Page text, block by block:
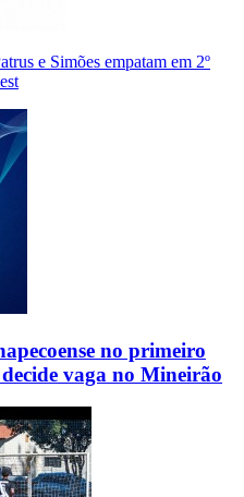
e Simões empatam em 2º
no primeiro
vaga no Mineirão